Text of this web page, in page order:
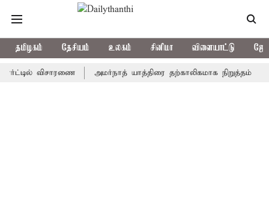
தமிழகம் தேசியம் உலகம் சினிமா விளையாட்டு
விசாரணை அமர்நாத் யாத்திரை தற்காலிகமாக நிறுத்தம்